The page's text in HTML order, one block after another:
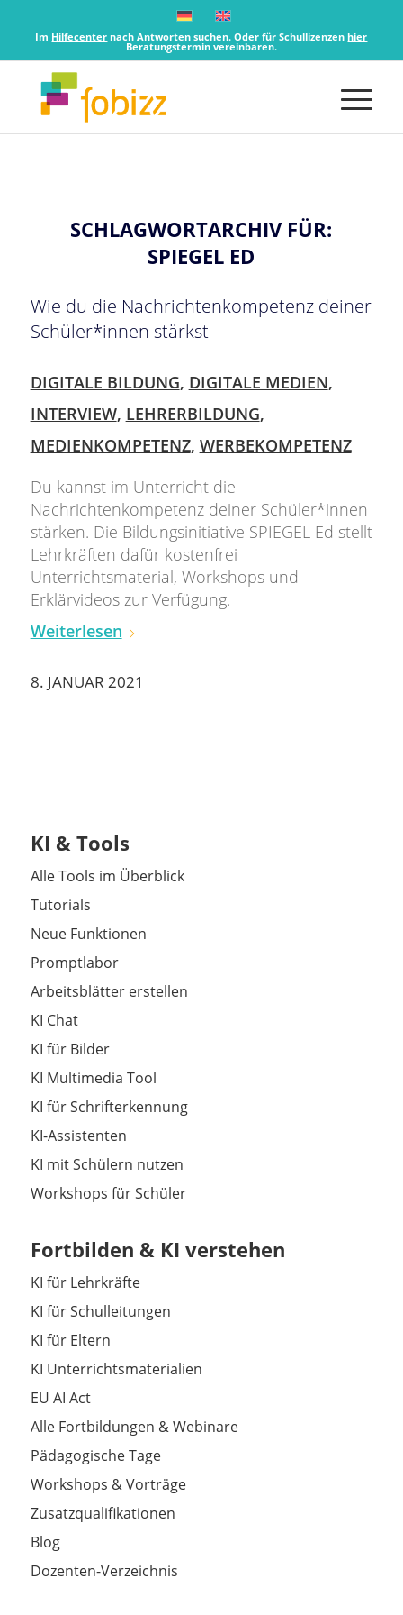
Im Hilfecenter nach Antworten suchen. Oder für Schullizenzenhier
Beratungstermin vereinbaren.
SCHLAGWORTARCHIV FÜR:
SPIEGEL ED
Wie du die Nachrichtenkompetenz deiner
Schüler*innen stärkst
DIGITALE BILDUNG, DIGITALE MEDIEN,
INTERVIEW, LEHRERBILDUNG,
MEDIENKOMPETENZ, WERBEKOMPETENZ
Du kannst im Unterricht die
Nachrichtenkompetenz deiner Schüler*innen
stärken. Die Bildungsinitiative SPIEGEL Ed stellt
Lehrkräften dafür kostenfrei
Unterrichtsmaterial, Workshops und
Erklärvideos zur Verfügung.
Weiterlesen
8. JANUAR 2021
KI & Tools
Alle Tools im Überblick
Tutorials
Neue Funktionen
Promptlabor
Arbeitsblätter erstellen
KI Chat
KI für Bilder
KI Multimedia Tool
KI für Schrifterkennung
KI-Assistenten
KI mit Schülern nutzen
Workshops für Schüler
Fortbilden & KI verstehen
KI für Lehrkräfte
KI für Schulleitungen
KI für Eltern
KI Unterrichtsmaterialien
EU AI Act
Alle Fortbildungen & Webinare
Pädagogische Tage
Workshops & Vorträge
Zusatzqualifikationen
Blog
Dozenten-Verzeichnis